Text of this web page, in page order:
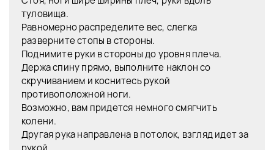
туловища.
Равномерно распределите вес, слегка
разверните стопы в стороны.
Поднимите руки в стороны до уровня плеча.
Держа спину прямо, выполните наклон со
скручиванием и коснитесь рукой
противоположной ноги.
Возможно, вам придется немного смягчить
колени.
Другая рука направлена в потолок, взгляд идет за